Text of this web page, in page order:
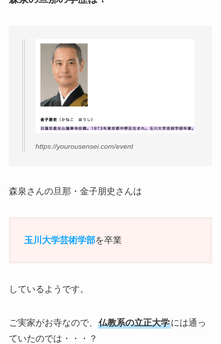
https://yourousensei.com/event
森泉さんの旦那・金子朋史さんは
玉川大学芸術学部を卒業
しているようです。
ご実家がお寺なので、 仏教系の立正大学には通っ
ていたのでは・・・？